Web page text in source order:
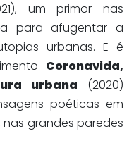
um primor nas
para afugentar a
urbanas. E é
Coronavida,
urbana (2020)
poéticas em
grandes paredes